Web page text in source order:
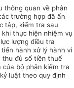
thông quan về phân
trường hợp đã ấn
tập, kiểm tra sau
thực hiện nhiệm vụ
lượng điều tra
hành xử lý hành vi
thu đủ số tiền thuế
bộ phận kiểm tra
luật theo quy định